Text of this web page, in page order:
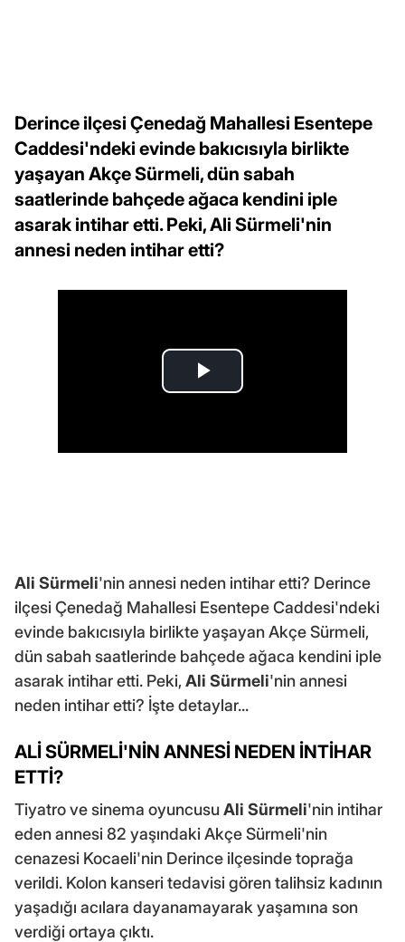
Derince ilçesi Çenedağ Mahallesi Esentepe
Caddesi'ndeki evinde bakıcısıyla birlikte
yaşayan Akçe Sürmeli, dün sabah
saatlerinde bahçede ağaca kendini iple
asarak intihar etti. Peki, Ali Sürmeli'nin
annesi neden intihar etti?
Ali Sürmeli'nin annesi neden intihar etti? Derince
ilçesi Çenedağ Mahallesi Esentepe Caddesi'ndeki
evinde bakıcısıyla birlikte yaşayan Akçe Sürmeli,
dün sabah saatlerinde bahçede ağaca kendini iple
asarak intihar etti. Peki,Ali Sürmeli'nin annesi
neden intihar etti? İşte detaylar...
ALİ SÜRMELİ'NİN ANNESİ NEDEN İNTİHAR
ETTİ?
Tiyatro ve sinema oyuncusuAli Sürmeli'nin intihar
eden annesi 82 yaşındaki Akçe Sürmeli'nin
cenazesi Kocaeli'nin Derince ilçesinde toprağa
verildi. Kolon kanseri tedavisi gören talihsiz kadının
yaşadığı acılara dayanamayarak yaşamına son
verdiği ortaya çıktı.